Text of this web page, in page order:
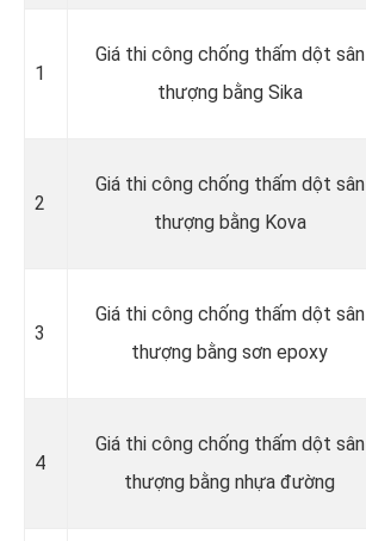
1
Giá thi công chống thấm dột sân
thượng bằng Sika
2
Giá thi công chống thấm dột sân
thượng bằng Kova
3
Giá thi công chống thấm dột sân
thượng bằng sơn epoxy
4
Giá thi công chống thấm dột sân
thượng bằng nhựa đường